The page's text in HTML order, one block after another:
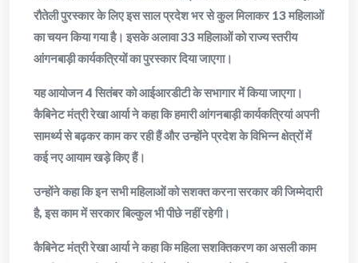
रौतेली पुरस्कार के लिए इस साल प्रदेश भर से कुल मिलाकर 13 महिलाओं
का चयन किया गया है। इसके अलावा 33 महिलाओं को राज्य स्तरीय
आंगनबाड़ी कार्यकत्रियों का पुरस्कार दिया जाएगा।
यह आयोजन 4 सितंबर को आईआरडीटी के सभागार में किया जाएगा।
कैबिनेट मंत्री रेखा आर्या ने कहा कि हमारी आंगनबाड़ी कार्यकत्रियां अपनी
सामर्थ्य से बढ़कर काम कर रही हैं और उन्होंने प्रदेश के विभिन्न क्षेत्रों में
कई नए आयाम खड़े किए हैं।
उन्होंने कहा कि इन सभी महिलाओं को सशक्त करना सरकार की जिम्मेदारी
है, इस काम में सरकार बिल्कुल भी पीछे नहीं रहेगी।
कैबिनेट मंत्री रेखा आर्या ने कहा कि महिला सशक्तिकरण का असली काम